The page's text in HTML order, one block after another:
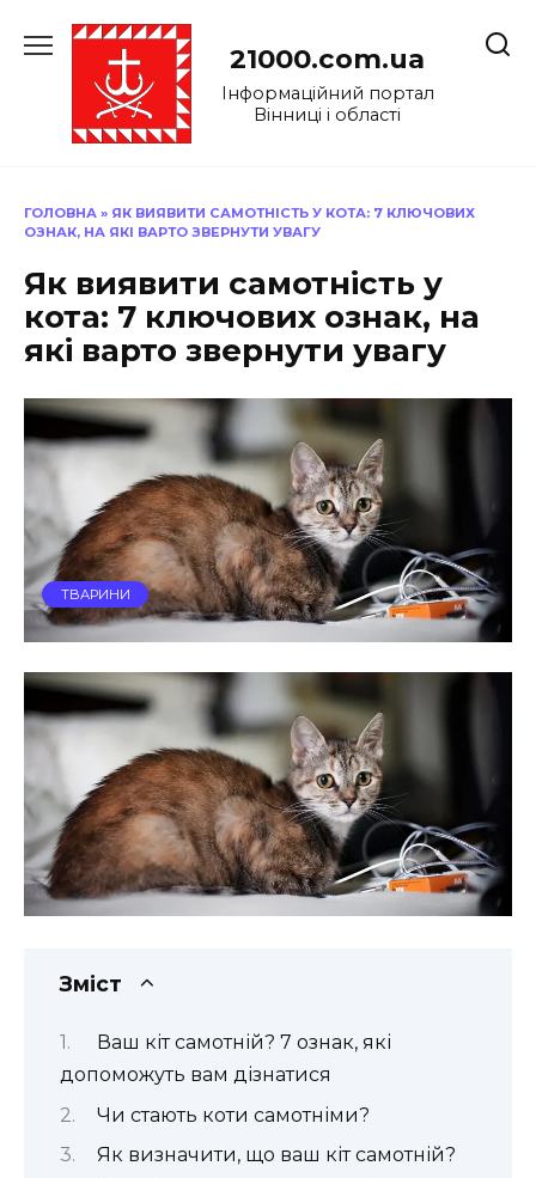
до
21000.com.ua
Інформаційний портал
Вінниці і області
ГОЛОВНА » ЯК ВИЯВИТИ САМОТНІСТЬ У КОТА: 7 КЛЮЧОВИХ
ОЗНАК, НА ЯКІ ВАРТО ЗВЕРНУТИ УВАГУ
Як виявити самотність у
кота: 7 ключових ознак, на
які варто звернути увагу
ТВАРИНИ
Зміст
Ваш кіт самотній? 7 ознак, які
допоможуть вам дізнатися
Чи стають коти самотніми?
Як визначити, що ваш кіт самотній?